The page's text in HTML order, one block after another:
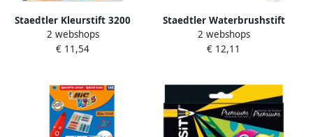
Staedtler Kleurstift 3200
dubbele punt fijn en
ultrafijn etui Ã 36 kleuren
2 webshops
€ 11,54
Staedtler Waterbrushstift
set Ã 4 breedtes
2 webshops
€ 12,11